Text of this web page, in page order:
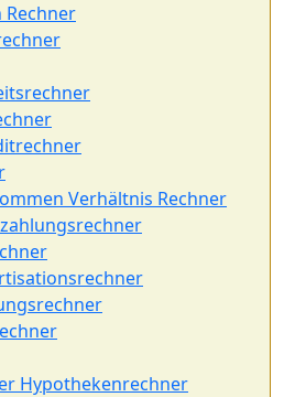
Rechner
Verhältnis Rechner
Hypothekenrechner